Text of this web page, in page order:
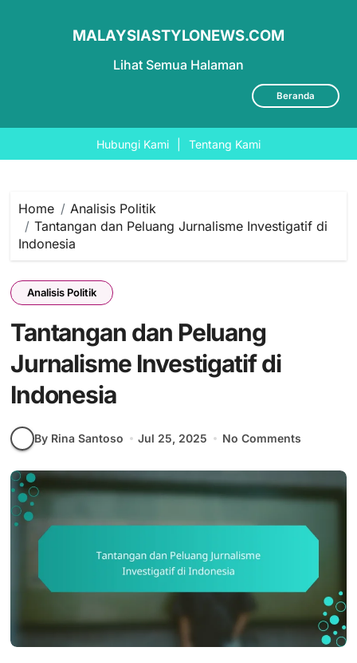
Lihat Semua Halaman
MALAYSIASTYLONEWS.COM
Beranda
Hubungi Kami Tentang Kami
content
Home
Analisis Politik
Tantangan dan Peluang Jurnalisme Investigatif di
Indonesia
Analisis Politik
Tantangan dan Peluang
Jurnalisme Investigatif di
Indonesia
By Rina Santoso Jul 25, 2025 No Comments